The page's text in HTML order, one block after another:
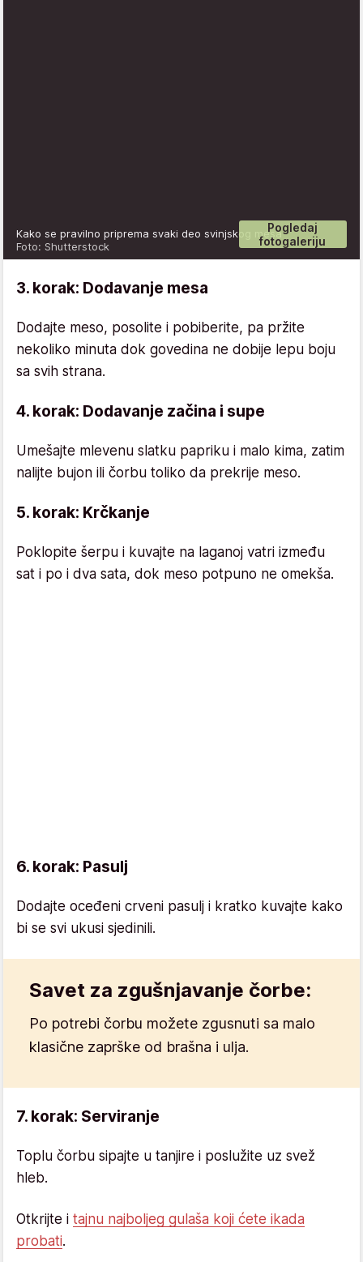
Pogledaj
fotogaleriju
Kako se pravilno priprema svaki deo svinjskog mesa
Foto: Shutterstock
3. korak: Dodavanje mesa
Dodajte meso, posolite i pobiberite, pa pržite
nekoliko minuta dok govedina ne dobije lepu boju
sa svih strana.
4. korak: Dodavanje začina i supe
Umešajte mlevenu slatku papriku i malo kima, zatim
nalijte bujon ili čorbu toliko da prekrije meso.
5. korak: Krčkanje
Poklopite šerpu i kuvajte na laganoj vatri između
sat i po i dva sata, dok meso potpuno ne omekša.
6. korak: Pasulj
Dodajte oceđeni crveni pasulj i kratko kuvajte kako
bi se svi ukusi sjedinili.
Savet za zgušnjavanje čorbe:
Po potrebi čorbu možete zgusnuti sa malo
klasične zaprške od brašna i ulja.
7. korak: Serviranje
Toplu čorbu sipajte u tanjire i poslužite uz svež
hleb.
Otkrijte i tajnu najboljeg gulaša koji ćete ikada
probati.